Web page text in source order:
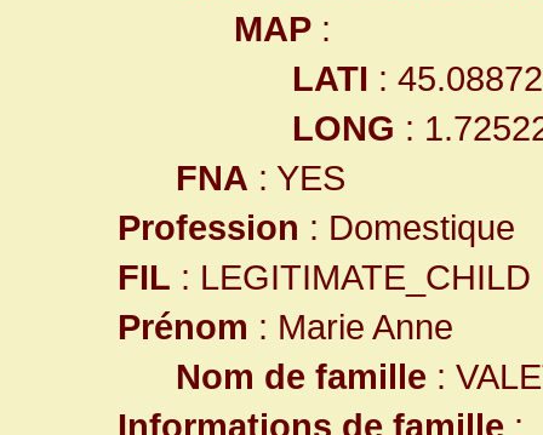
MAP :
LATI :
LONG :
FNA : YES
Profession : Domestique
FIL : LEGITIMATE_CHILD
Prénom : Marie Anne
Nom de famille :
Informations de famille :